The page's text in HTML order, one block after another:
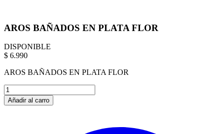
AROS BAÑADOS EN PLATA FLOR
DISPONIBLE
$ 6.990
AROS BAÑADOS EN PLATA FLOR
Añadir al carro